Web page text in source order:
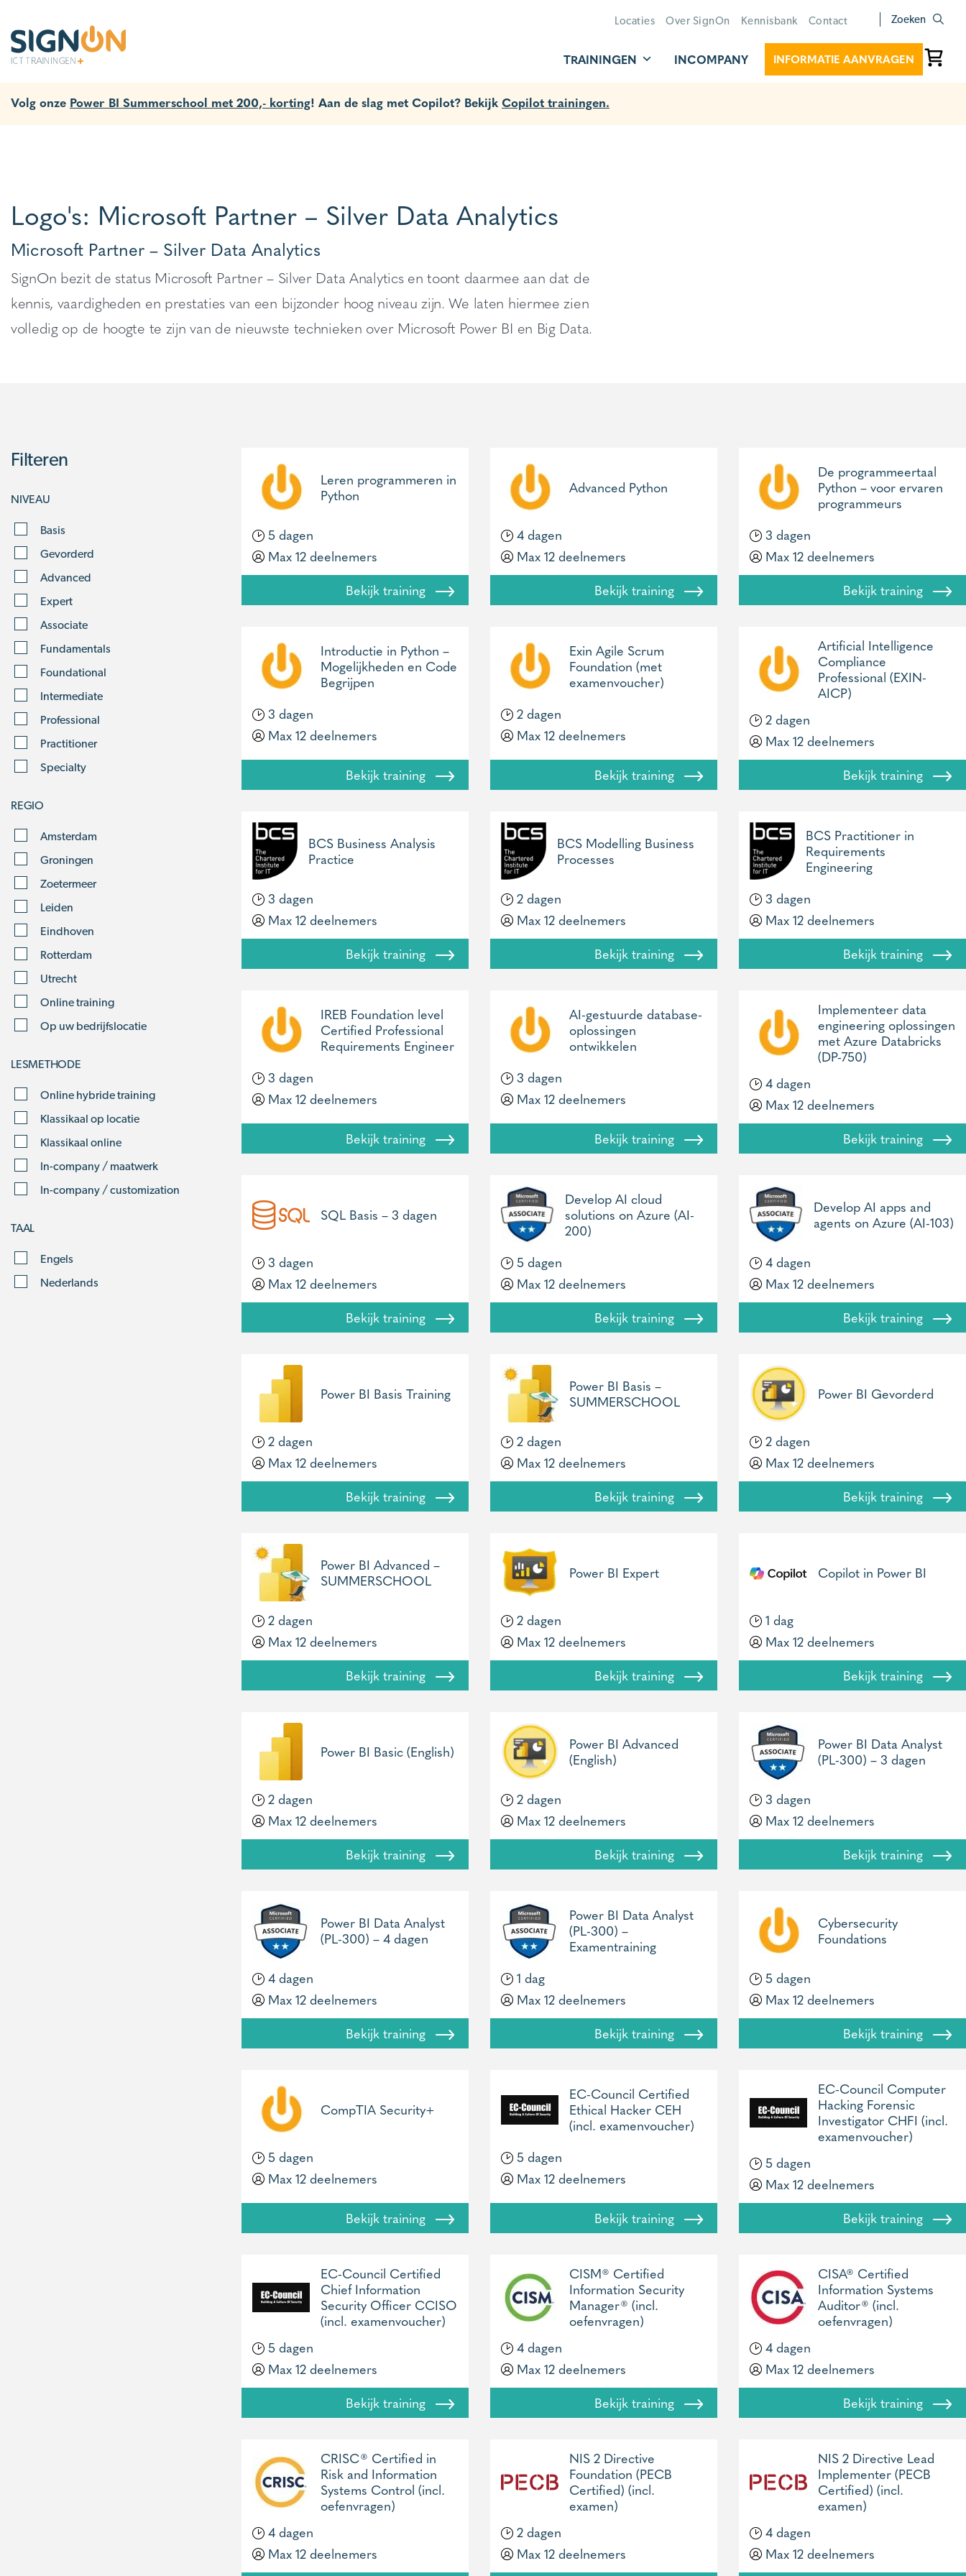
Locaties Over SignOn Kennisbank Contact Zoeken
TRAININGEN INCOMPANY INFORMATIE AANVRAGEN
Volg onze Power BI Summerschool met 200,- korting! Aan de slag met Copilot? Bekijk Copilot trainingen.
Logo's: Microsoft Partner – Silver Data Analytics
Microsoft Partner – Silver Data Analytics
SignOn bezit de status Microsoft Partner – Silver Data Analytics en toont daarmee aan dat de
kennis, vaardigheden en prestaties van een bijzonder hoog niveau zijn. We laten hiermee zien
volledig op de hoogte te zijn van de nieuwste technieken over Microsoft Power BI en Big Data.
Filteren
NIVEAU
Basis
Gevorderd
Advanced
Expert
Associate
Fundamentals
Foundational
Intermediate
Professional
Practitioner
Specialty
REGIO
Amsterdam
Groningen
Zoetermeer
Leiden
Eindhoven
Rotterdam
Utrecht
Online training
Op uw bedrijfslocatie
LESMETHODE
Online hybride training
Klassikaal op locatie
Klassikaal online
In-company / maatwerk
In-company / customization
TAAL
Engels
Nederlands
Leren programmeren in
Python
5 dagen
Max 12 deelnemers
Bekijk training
Advanced Python
4 dagen
Max 12 deelnemers
Bekijk training
De programmeertaal
Python – voor ervaren
programmeurs
3 dagen
Max 12 deelnemers
Bekijk training
Introductie in Python –
Mogelijkheden en Code
Begrijpen
3 dagen
Max 12 deelnemers
Bekijk training
Exin Agile Scrum
Foundation (met
examenvoucher)
2 dagen
Max 12 deelnemers
Bekijk training
Artificial Intelligence
Compliance
Professional (EXIN-
AICP)
2 dagen
Max 12 deelnemers
Bekijk training
BCS Business Analysis
Practice
3 dagen
Max 12 deelnemers
Bekijk training
BCS Modelling Business
Processes
2 dagen
Max 12 deelnemers
Bekijk training
BCS Practitioner in
Requirements
Engineering
3 dagen
Max 12 deelnemers
Bekijk training
IREB Foundation level
Certified Professional
Requirements Engineer
3 dagen
Max 12 deelnemers
Bekijk training
AI-gestuurde database-
oplossingen
ontwikkelen
3 dagen
Max 12 deelnemers
Bekijk training
Implementeer data
engineering oplossingen
met Azure Databricks
(DP-750)
4 dagen
Max 12 deelnemers
Bekijk training
SQL Basis – 3 dagen
3 dagen
Max 12 deelnemers
Bekijk training
Develop AI cloud
solutions on Azure (AI-
200)
5 dagen
Max 12 deelnemers
Bekijk training
Develop AI apps and
agents on Azure (AI-103)
4 dagen
Max 12 deelnemers
Bekijk training
Power BI Basis Training
2 dagen
Max 12 deelnemers
Bekijk training
Power BI Basis –
SUMMERSCHOOL
2 dagen
Max 12 deelnemers
Bekijk training
Power BI Gevorderd
2 dagen
Max 12 deelnemers
Bekijk training
Power BI Advanced –
SUMMERSCHOOL
2 dagen
Max 12 deelnemers
Bekijk training
Power BI Expert
2 dagen
Max 12 deelnemers
Bekijk training
Copilot in Power BI
1 dag
Max 12 deelnemers
Bekijk training
Power BI Basic (English)
2 dagen
Max 12 deelnemers
Bekijk training
Power BI Advanced
(English)
2 dagen
Max 12 deelnemers
Bekijk training
Power BI Data Analyst
(PL-300) – 3 dagen
3 dagen
Max 12 deelnemers
Bekijk training
Power BI Data Analyst
(PL-300) – 4 dagen
4 dagen
Max 12 deelnemers
Bekijk training
Power BI Data Analyst
(PL-300) –
Examentraining
1 dag
Max 12 deelnemers
Bekijk training
Cybersecurity
Foundations
5 dagen
Max 12 deelnemers
Bekijk training
CompTIA Security+
5 dagen
Max 12 deelnemers
Bekijk training
EC-Council Certified
Ethical Hacker CEH
(incl. examenvoucher)
5 dagen
Max 12 deelnemers
Bekijk training
EC-Council Computer
Hacking Forensic
Investigator CHFI (incl.
examenvoucher)
5 dagen
Max 12 deelnemers
Bekijk training
EC-Council Certified
Chief Information
Security Officer CCISO
(incl. examenvoucher)
5 dagen
Max 12 deelnemers
Bekijk training
CISM® Certified
Information Security
Manager® (incl.
oefenvragen)
4 dagen
Max 12 deelnemers
Bekijk training
CISA® Certified
Information Systems
Auditor® (incl.
oefenvragen)
4 dagen
Max 12 deelnemers
Bekijk training
CRISC® Certified in
Risk and Information
Systems Control (incl.
oefenvragen)
4 dagen
Max 12 deelnemers
NIS 2 Directive
Foundation (PECB
Certified) (incl.
examen)
2 dagen
Max 12 deelnemers
NIS 2 Directive Lead
Implementer (PECB
Certified) (incl.
examen)
4 dagen
Max 12 deelnemers